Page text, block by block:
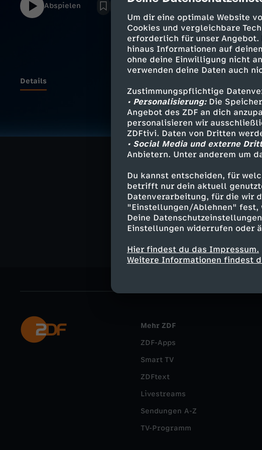
Um dir eine optimale Website
Cookies und vergleichbare
erforderlich für unser
hinaus Informationen auf
ohne deine Einwilligung nicht
verwenden deine Daten auch
Zustimmungspflichtige
• Personalisierung:Die
Angebot des ZDF an dich
personalisieren wir
ZDFtivi. Daten von Dritten
• Social Media und externe
Anbietern. Unter anderem um
Du kannst entscheiden, für
betrifft nur dein aktuell
Datenverarbeitung, für die wir
"Einstellungen/Ablehnen" fest,
Deine
Einstellungen widerrufen oder
Hier findest du das Impressum.
Weitere Informationen findest
Abspielen
Details
Die aktualisierte
im ZDF ab – mit den
Schaltgesprächen und
Ähnliche
Nachrichten
Mehr ZDF
ZDF-Apps
Smart TV
ZDFtext
Livestreams
Sendungen A-Z
TV-Programm